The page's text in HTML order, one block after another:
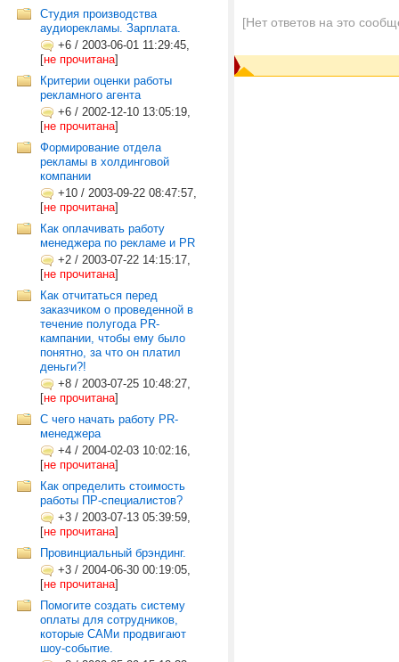
Студия производства
аудиорекламы. Зарплата.
+6 / 2003-06-01 11:29:45,
[не прочитана]
Критерии оценки работы
рекламного агента
+6 / 2002-12-10 13:05:19,
[не прочитана]
Формирование отдела
рекламы в холдинговой
компании
+10 / 2003-09-22 08:47:57,
[не прочитана]
Как оплачивать работу
менеджера по рекламе и PR
+2 / 2003-07-22 14:15:17,
[не прочитана]
Как отчитаться перед
заказчиком о проведенной в
течение полугода PR-
кампании, чтобы ему было
понятно, за что он платил
деньги?!
+8 / 2003-07-25 10:48:27,
[не прочитана]
С чего начать работу PR-
менеджера
+4 / 2004-02-03 10:02:16,
[не прочитана]
Как определить стоимость
работы ПР-специалистов?
+3 / 2003-07-13 05:39:59,
[не прочитана]
Провинциальный брэндинг.
+3 / 2004-06-30 00:19:05,
[не прочитана]
Помогите создать систему
оплаты для сотрудников,
которые САМи продвигают
шоу-событие.
[Нет ответов на это